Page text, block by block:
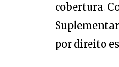
cobertura.
por direito